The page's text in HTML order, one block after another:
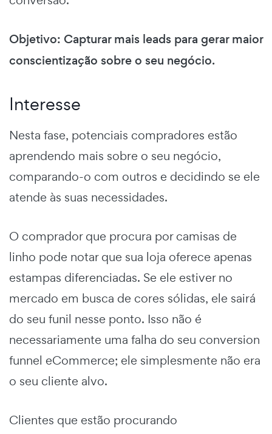
Objetivo: Capturar mais leads para gerar maior
conscientização sobre o seu negócio.
Interesse
Nesta fase, potenciais compradores estão
aprendendo mais sobre o seu negócio,
comparando-o com outros e decidindo se ele
atende às suas necessidades.
O comprador que procura por camisas de
linho pode notar que sua loja oferece apenas
estampas diferenciadas. Se ele estiver no
mercado em busca de cores sólidas, ele sairá
do seu funil nesse ponto. Isso não é
necessariamente uma falha do seu conversion
funnel eCommerce; ele simplesmente não era
o seu cliente alvo.
Clientes que estão procurando